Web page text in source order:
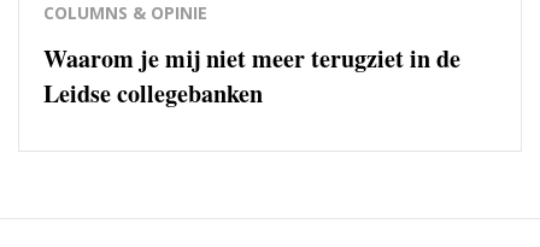
COLUMNS & OPINIE
Waarom je mij niet meer terugziet in de
Leidse collegebanken